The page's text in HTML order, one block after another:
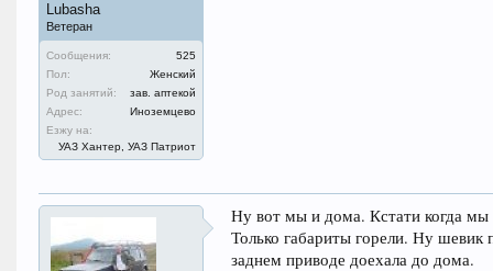
Lubasha
Ветеран
Сообщения:
525
Пол:
Женский
Род занятий:
зав. аптекой
Адрес:
Иноземцево
Езжу на:
УАЗ Хантер, УАЗ Патриот
Ну вот мы и дома. Кстати когда мы
Только габариты горели. Ну
заднем приводе доехала до дома.